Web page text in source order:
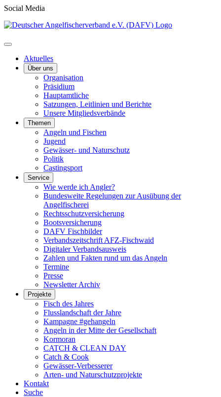
Social Media
Aktuelles
Über uns
Organisation
Präsidium
Hauptamtliche
Satzungen, Leitlinien und Berichte
Unsere Mitgliedsverbände
Themen
Angeln und Fischen
Jugend
Gewässer- und Naturschutz
Politik
Castingsport
Service
Wie werde ich Angler?
Bundesweite Regelungen zur Ausübung der
Angelfischerei
Rechtsschutzversicherung
Bootsversicherung
DAFV Fischbilder
Verbandszeitschrift AFZ-Fischwaid
Digitaler Verbandsausweis
Zahlen und Fakten rund um das Angeln
Termine
Presse
Newsletter Archiv
Projekte
Fisch des Jahres
Flusslandschaft der Jahre
Kampagne #gehangeln
Angeln in der Mitte der Gesellschaft
Kormoran
CATCH & CLEAN DAY
Catch & Cook
Gewässer-Verbesserer
Arten- und Naturschutzprojekte
Kontakt
Suche